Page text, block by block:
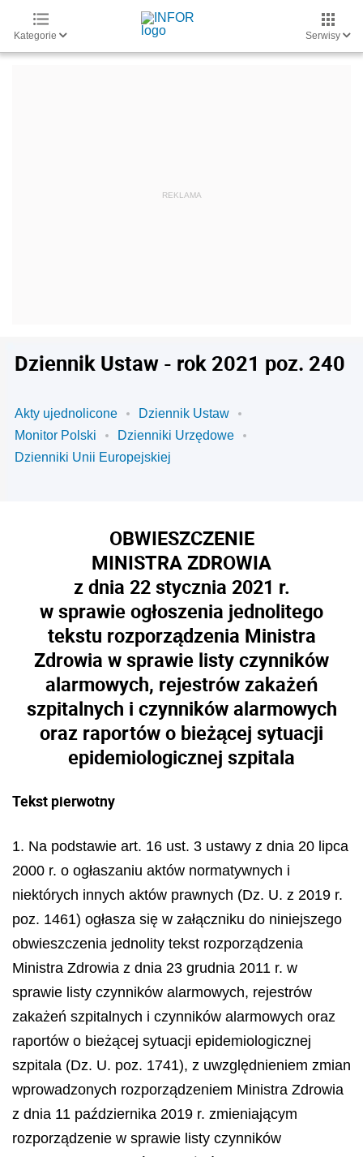
Kategorie Serwisy
Dziennik Ustaw - rok 2021 poz. 240
Akty ujednolicone
Dziennik Ustaw
Monitor Polski
Dzienniki Urzędowe
Dzienniki Unii Europejskiej
OBWIESZCZENIE
MINISTRA ZDROWIA
z dnia 22 stycznia 2021 r.
w sprawie ogłoszenia jednolitego
tekstu rozporządzenia Ministra
Zdrowia w sprawie listy czynników
alarmowych, rejestrów zakażeń
szpitalnych i czynników alarmowych
oraz raportów o bieżącej sytuacji
epidemiologicznej szpitala
Tekst pierwotny
1. Na podstawie art. 16 ust. 3 ustawy z dnia 20 lipca
2000 r. o ogłaszaniu aktów normatywnych i
niektórych innych aktów prawnych (Dz. U. z 2019 r.
poz. 1461) ogłasza się w załączniku do niniejszego
obwieszczenia jednolity tekst rozporządzenia
Ministra Zdrowia z dnia 23 grudnia 2011 r. w
sprawie listy czynników alarmowych, rejestrów
zakażeń szpitalnych i czynników alarmowych oraz
raportów o bieżącej sytuacji epidemiologicznej
szpitala (Dz. U. poz. 1741), z uwzględnieniem zmian
wprowadzonych rozporządzeniem Ministra Zdrowia
z dnia 11 października 2019 r. zmieniającym
rozporządzenie w sprawie listy czynników